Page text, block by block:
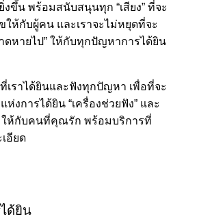
ขึ้น พร้อมสนับสนุนทุก “เสียง” ที่จะ
ให้กับผู้คน และเราจะไม่หยุดที่จะ
าดหายไป” ให้กับทุกปัญหาการได้ยิน
เราได้ยินและฟังทุกปัญหา เพื่อที่จะ
งการได้ยิน “เครื่องช่วยฟัง” และ
ให้กับคนที่คุณรัก พร้อมบริการที่
อียด
ด้ยิน